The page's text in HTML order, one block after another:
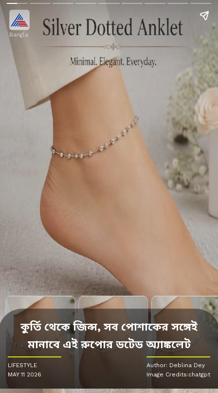
Bangla
কুর্তি থেকে জিন্স, সব পোশাকের সঙ্গেই
মানাবে এই রুপোর ডটেড অ্যাঙ্কলেট
LIFESTYLE
MAY 11 2026
Author: Deblina Dey
Image Credits:chatgpt